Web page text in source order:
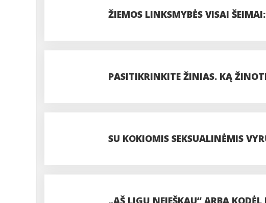
ŽIEMOS LINKSMYBĖS VISAI
PASITIKRINKITE ŽINIAS. KĄ
SU KOKIOMIS SEKSUALINĖMIS
„AŠ LIGŲ NEIEŠKAU“ ARBA